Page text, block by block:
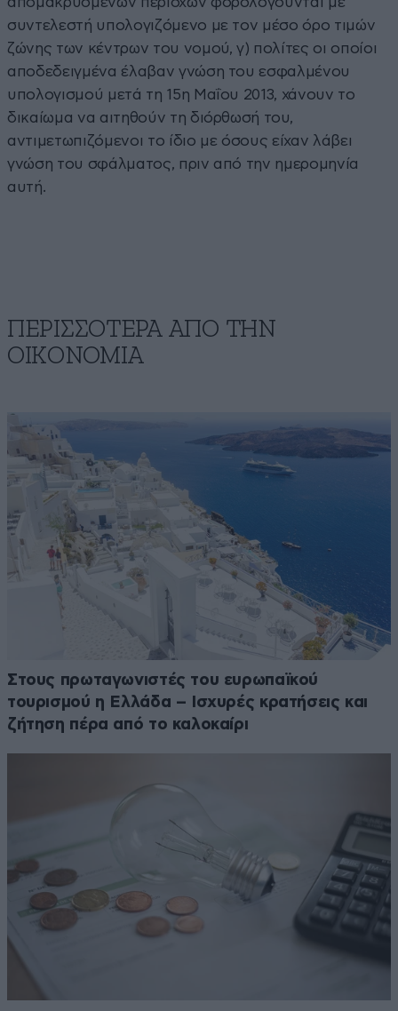
συντελεστή υπολογιζόμενο µε τον μέσο όρο τιμών
ζώνης των κέντρων του νομού, γ) πολίτες οι οποίοι
αποδεδειγμένα έλαβαν γνώση του εσφαλμένου
υπολογισμού μετά τη 15η Μαΐου 2013, χάνουν το
δικαίωμα να αιτηθούν τη διόρθωσή του,
αντιμετωπιζόμενοι το ίδιο µε όσους είχαν λάβει
γνώση του σφάλματος, πριν από την ημερομηνία
αυτή.
ΠΕΡΙΣΣΟΤΕΡΑ ΑΠΟ ΤΗΝ
ΟΙΚΟΝΟΜΙΑ
Στους πρωταγωνιστές του ευρωπαϊκού
τουρισμού η Ελλάδα – Ισχυρές κρατήσεις και
ζήτηση πέρα από το καλοκαίρι